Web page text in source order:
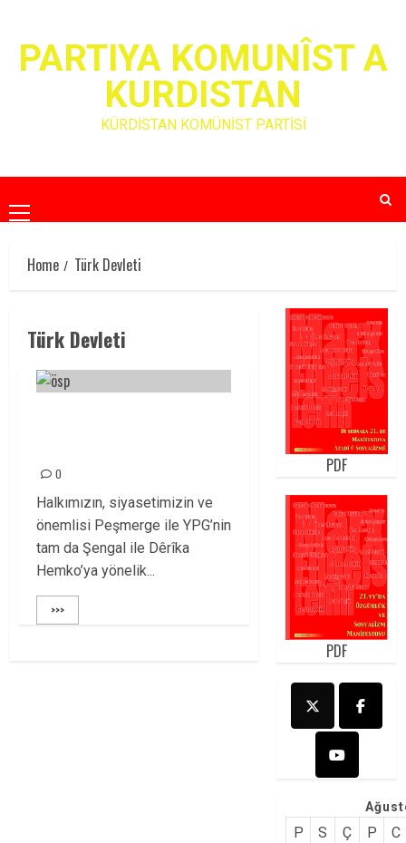
contentPARTIYA KOMUNÎST A
KURDISTAN
KÜRDİSTAN KOMÜNİST PARTİSİ
Primary
Menu
Home
Türk Devleti
Türk Devleti
0
Halkımızın, siyasetimizin ve
önemlisi Peşmerge ile YPG’nin
tam da Şengal ile Dêrîka
Hemko’ya yönelik...
>>>
PDF
PDF
P S Ç P C